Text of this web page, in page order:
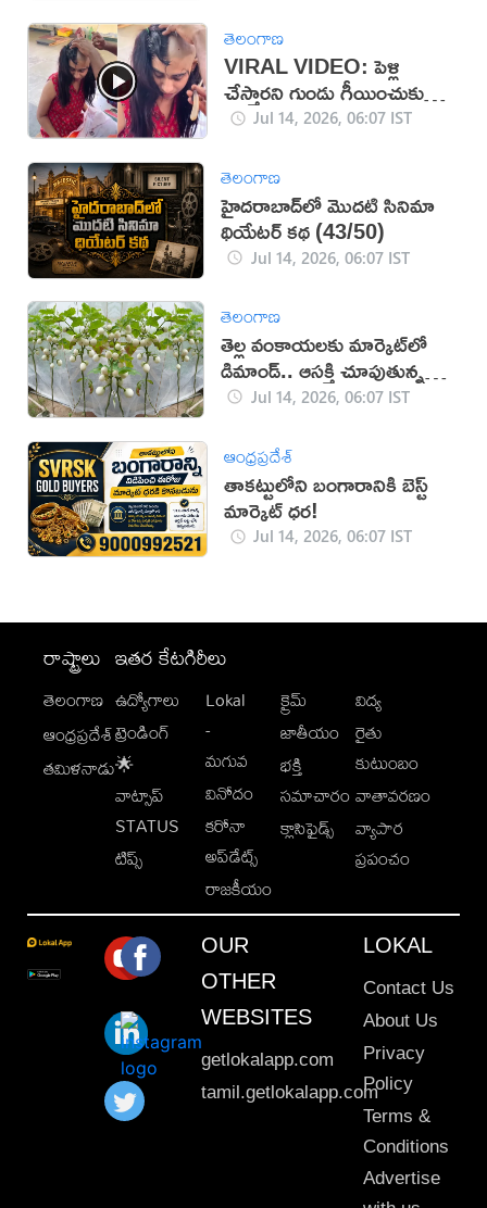
తెలంగాణ
VIRAL VIDEO: పెళ్లి
చేస్తారని గుండు గీయించుకున్న
అమ్మాయి
Jul 14, 2026, 06:07 IST
తెలంగాణ
హైదరాబాద్‌లో మొదటి సినిమా
థియేటర్ కథ (43/50)
Jul 14, 2026, 06:07 IST
తెలంగాణ
తెల్ల వంకాయలకు మార్కెట్‌లో
డిమాండ్.. ఆసక్తి చూపుతున్న
రైతులుJul 14, 2026, 06:07 IST
ఆంధ్రప్రదేశ్
తాకట్టులోని బంగారానికి బెస్ట్
మార్కెట్ ధర!
Jul 14, 2026, 06:07 IST
రాష్ట్రాలు
తెలంగాణ
ఆంధ్రప్రదేశ్
తమిళనాడు
ఇతర కేటగిరీలు
ఉద్యోగాలు
ట్రెండింగ్
🌟
వాట్సాప్
STATUS
టిప్స్
Lokal
-
మగువ
వినోదం
కరోనా
అప్‌డేట్స్
రాజకీయం
క్రైమ్
జాతీయం
భక్తి
సమాచారం
క్లాసిఫైడ్స్
విద్య
రైతు
కుటుంబం
వాతావరణం
వ్యాపార
ప్రపంచం
OUR
OTHER
WEBSITES
getlokalapp.com
tamil.getlokalapp.com
LOKAL
Contact Us
About Us
Privacy
Policy
Terms &
Conditions
Advertise